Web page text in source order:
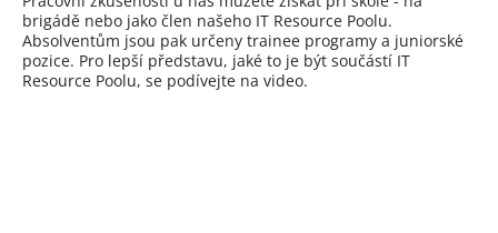
brigádě nebo jako člen našeho IT Resource Poolu.
Absolventům jsou pak určeny trainee programy a juniorské
pozice. Pro lepší představu, jaké to je být součástí IT
Resource Poolu, se podívejte na video.